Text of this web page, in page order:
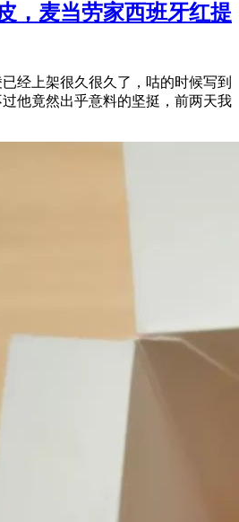
，麦当劳家西班牙红提
经上架很久很久了，咕的时候写到
他竟然出乎意料的坚挺，前两天我